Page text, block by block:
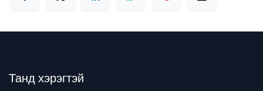
Танд хэрэгтэй